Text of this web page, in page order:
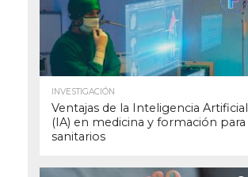
INVESTIGACIÓN
Ventajas de la Inteligencia Artificial
(IA) en medicina y formación para
sanitarios